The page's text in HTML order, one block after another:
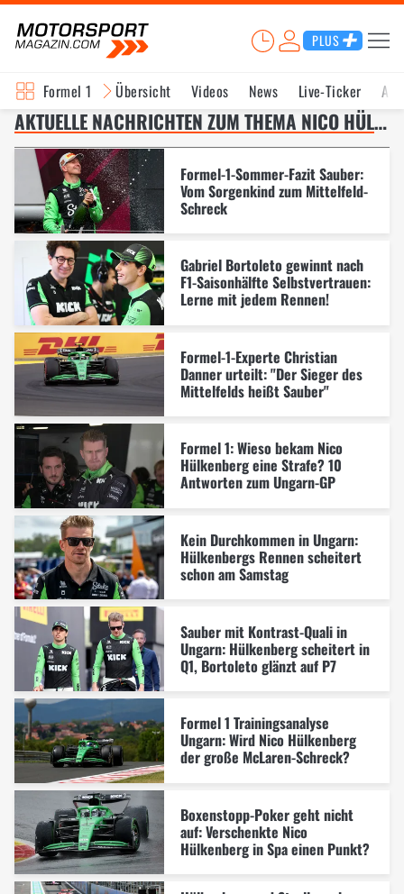
PLUS
Formel 1 Übersicht Videos News Live-Ticker
AKTUELLE NACHRICHTEN ZUM THEMA NICO HÜLKENBERG – SEITE 7
Formel-1-Sommer-Fazit Sauber:
Vom Sorgenkind zum Mittelfeld-
Schreck
Gabriel Bortoleto gewinnt nach
F1-Saisonhälfte Selbstvertrauen:
Lerne mit jedem Rennen!
Formel-1-Experte Christian
Danner urteilt: "Der Sieger des
Mittelfelds heißt Sauber"
Formel 1: Wieso bekam Nico
Hülkenberg eine Strafe? 10
Antworten zum Ungarn-GP
Kein Durchkommen in Ungarn:
Hülkenbergs Rennen scheitert
schon am Samstag
Sauber mit Kontrast-Quali in
Ungarn: Hülkenberg scheitert in
Q1, Bortoleto glänzt auf P7
Formel 1 Trainingsanalyse
Ungarn: Wird Nico Hülkenberg
der große McLaren-Schreck?
Boxenstopp-Poker geht nicht
auf: Verschenkte Nico
Hülkenberg in Spa einen Punkt?